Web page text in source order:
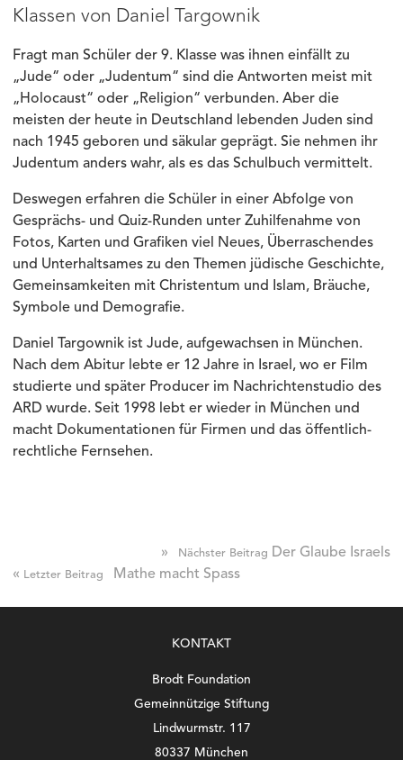
Klassen von Daniel Targownik
Fragt man Schüler der 9. Klasse was ihnen einfällt zu
„Jude“ oder „Judentum“ sind die Antworten meist mit
„Holocaust“ oder „Religion“ verbunden. Aber die
meisten der heute in Deutschland lebenden Juden sind
nach 1945 geboren und säkular geprägt. Sie nehmen ihr
Judentum anders wahr, als es das Schulbuch vermittelt.
Deswegen erfahren die Schüler in einer Abfolge von
Gesprächs- und Quiz-Runden unter Zuhilfenahme von
Fotos, Karten und Grafiken viel Neues, Überraschendes
und Unterhaltsames zu den Themen jüdische Geschichte,
Gemeinsamkeiten mit Christentum und Islam, Bräuche,
Symbole und Demografie.
Daniel Targownik ist Jude, aufgewachsen in München.
Nach dem Abitur lebte er 12 Jahre in Israel, wo er Film
studierte und später Producer im Nachrichtenstudio des
ARD wurde. Seit 1998 lebt er wieder in München und
macht Dokumentationen für Firmen und das öffentlich-
rechtliche Fernsehen.
» Nächster Beitrag Der Glaube Israels
« Letzter Beitrag Mathe macht Spass
KONTAKT
Brodt Foundation
Gemeinnützige Stiftung
Lindwurmstr. 117
80337 München